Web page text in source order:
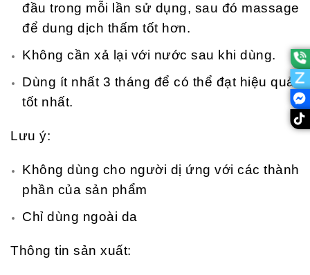
đầu trong mỗi lần sử dụng, sau đó massage
để dung dịch thấm tốt hơn.
Không cần xả lại với nước sau khi dùng.
Dùng ít nhất 3 tháng để có thể đạt hiệu quả
tốt nhất.
Lưu ý:
Không dùng cho người dị ứng với các thành
phần của sản phẩm
Chỉ dùng ngoài da
Thông tin sản xuất: